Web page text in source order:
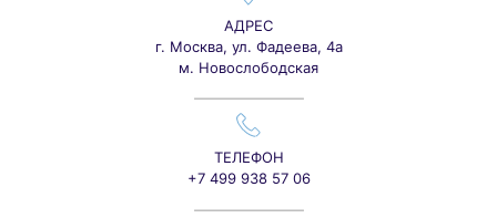
АДРЕС
г. Москва, ул. Фадеева, 4а
м. Новослободская
ТЕЛЕФОН
+7 499 938 57 06